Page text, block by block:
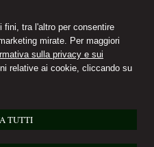
fini, tra l'altro per consentire
mirate. Per maggiori
sulla privacy e sui
relative ai cookie, cliccando su
TUTTI